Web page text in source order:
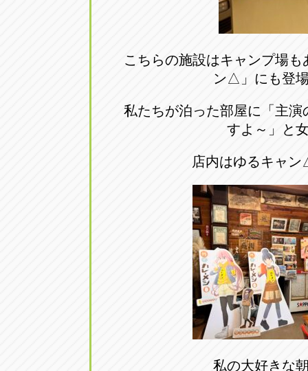
こちらの施設はキャンプ場も
ン△」にも登
私たちが泊った部屋に「主
すよ～」と
店内はゆるキャ
私の大好きな